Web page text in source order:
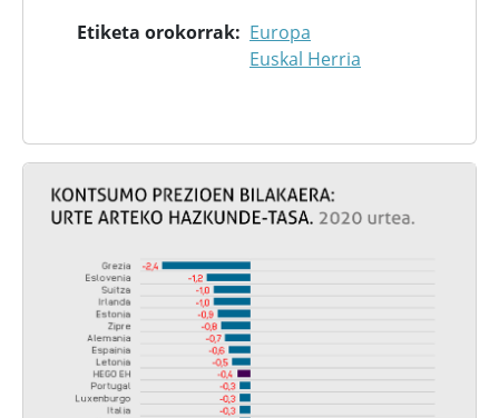
Etiketa orokorrak
Europa
Euskal Herria